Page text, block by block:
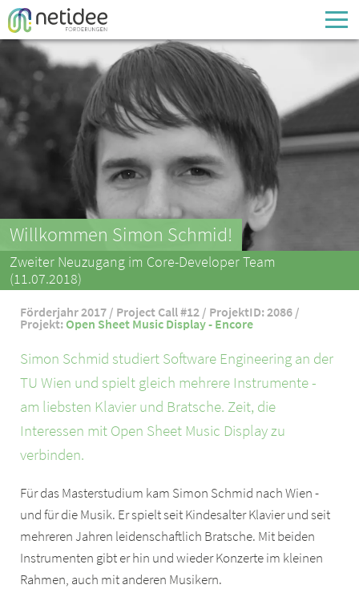
Enter your username or email address
Passwort
Passwort vergessen
Willkommen Simon Schmid!
Zweiter Neuzugang im Core-Developer Team
(11.07.2018)
Förderjahr 2017 / Project Call #12 / ProjektID: 2086 /
Projekt:Open Sheet Music Display - Encore
Simon Schmid studiert Software Engineering an der
TU Wien und spielt gleich mehrere Instrumente -
am liebsten Klavier und Bratsche. Zeit, die
Interessen mit Open Sheet Music Display zu
verbinden.
Für das Masterstudium kam Simon Schmid nach Wien -
und für die Musik. Er spielt seit Kindesalter Klavier und seit
mehreren Jahren leidenschaftlich Bratsche. Mit beiden
Instrumenten gibt er hin und wieder Konzerte im kleinen
Rahmen, auch mit anderen Musikern.